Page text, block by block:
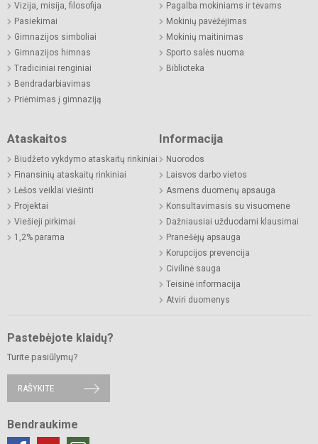
Vizija, misija, filosofija
Pasiekimai
Gimnazijos simboliai
Gimnazijos himnas
Tradiciniai renginiai
Bendradarbiavimas
Priėmimas į gimnaziją
Pagalba mokiniams ir tėvams
Mokinių pavėžėjimas
Mokinių maitinimas
Sporto salės nuoma
Biblioteka
Ataskaitos
Biudžeto vykdymo ataskaitų rinkiniai
Finansinių ataskaitų rinkiniai
Lėšos veiklai viešinti
Projektai
Viešieji pirkimai
1,2% parama
Informacija
Nuorodos
Laisvos darbo vietos
Asmens duomenų apsauga
Konsultavimasis su visuomene
Dažniausiai užduodami klausimai
Pranešėjų apsauga
Korupcijos prevencija
Civilinė sauga
Teisinė informacija
Atviri duomenys
Pastebėjote klaidų?
Turite pasiūlymų?
RAŠYKITE
Bendraukime